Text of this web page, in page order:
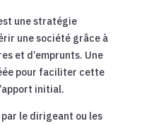
une stratégie
une société grâce à
et d’emprunts. Une
pour faciliter cette
initial.
le dirigeant ou les